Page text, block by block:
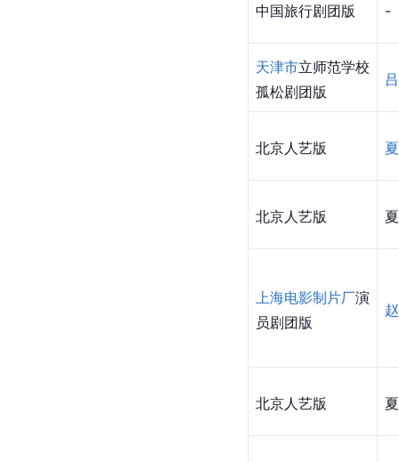
中国旅行剧团版 -
天津市立师范学校
孤松剧团版
北京人艺版
北京人艺版
上海电影制片厂演
员剧团版
北京人艺版